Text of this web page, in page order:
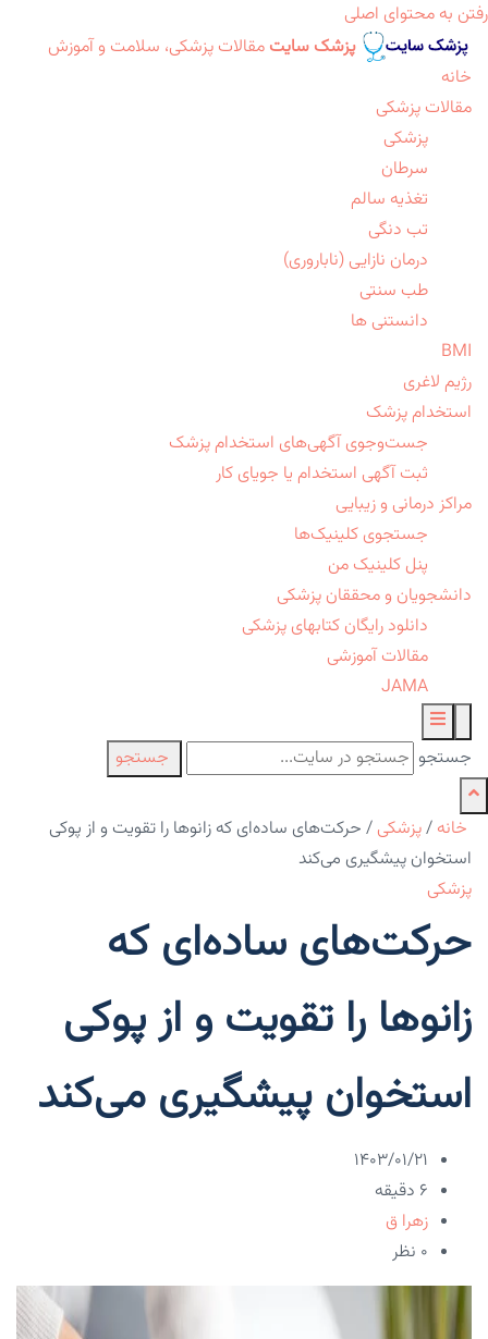
رفتن به محتوای اصلی
پزشک سایت مقالات پزشکی، سلامت و آموزش
خانه
مقالات پزشکی
پزشکی
سرطان
تغذیه سالم
تب دنگی
درمان نازایی (ناباروری)
طب سنتی
دانستنی ها
BMI
رژیم لاغری
استخدام پزشک
جست‌وجوی آگهی‌های استخدام پزشک
ثبت آگهی استخدام یا جویای کار
مراکز درمانی و زیبایی
جستجوی کلینیک‌ها
پنل کلینیک من
دانشجویان و محققان پزشکی
دانلود رایگان کتابهای پزشکی
مقالات آموزشی
JAMA
جستجو جستجو
خانه /پزشکی / حرکت‌های ساده‌ای که زانوها را تقویت و از پوکی
استخوان پیشگیری می‌کند
پزشکی
حرکت‌های ساده‌ای که
زانوها را تقویت و از پوکی
استخوان پیشگیری می‌کند
۱۴۰۳/۰۱/۲۱
6 دقیقه
زهرا ق
۰ نظر